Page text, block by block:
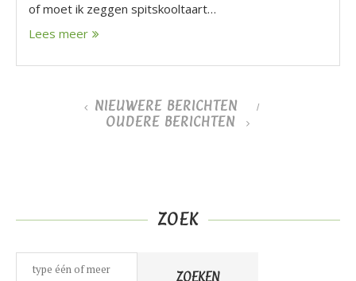
of moet ik zeggen spitskooltaart…
Lees meer
NIEUWERE BERICHTEN
OUDERE BERICHTEN
ZOEK
ZOEKEN